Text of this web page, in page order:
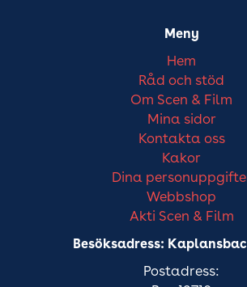
Meny
Hem
Råd och stöd
Om Scen & Film
Mina sidor
Kontakta oss
Kakor
Dina
Webbshop
Akti Scen & Film
Besöksadress:
Postadress: